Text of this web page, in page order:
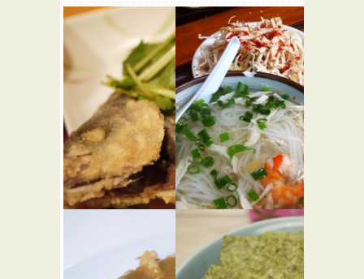
高瀬 ★☆☆
カンボジ